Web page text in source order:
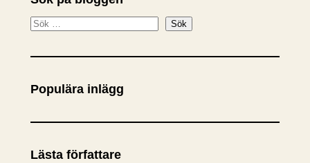
S
k
Sök
Populära inlägg
Lästa författare